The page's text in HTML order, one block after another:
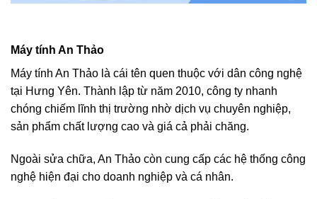
Máy tính An Thảo
Máy tính An Thảo là cái tên quen thuộc với dân công nghệ
tại Hưng Yên. Thành lập từ năm 2010, công ty nhanh
chóng chiếm lĩnh thị trường nhờ dịch vụ chuyên nghiệp,
sản phẩm chất lượng cao và giá cả phải chăng.
Ngoài sửa chữa, An Thảo còn cung cấp các hệ thống công
nghệ hiện đại cho doanh nghiệp và cá nhân.